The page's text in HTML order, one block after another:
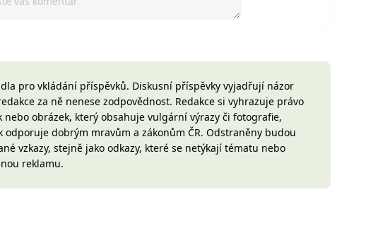
pro vkládání příspěvků. Diskusní příspěvky vyjadřují názor
za ně nenese zodpovědnost. Redakce si vyhrazuje právo
nebo obrázek, který obsahuje vulgární výrazy či fotografie,
odporuje dobrým mravům a zákonům ČR. Odstraněny budou
vzkazy, stejně jako odkazy, které se netýkají tématu nebo
reklamu.